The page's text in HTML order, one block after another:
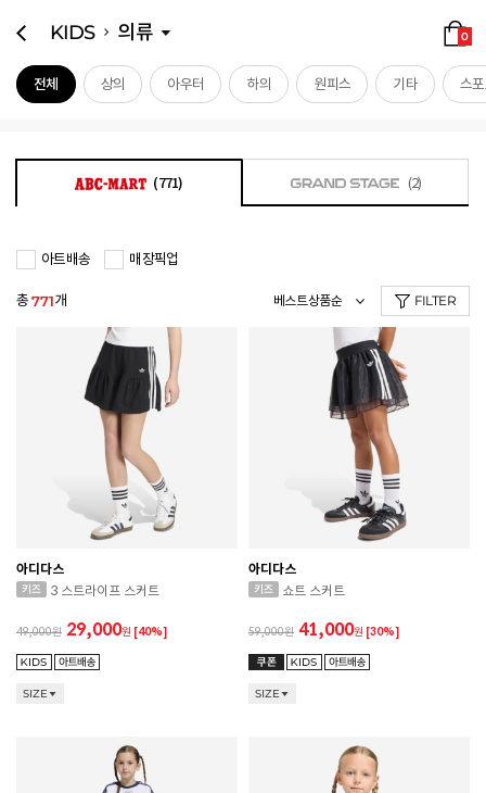
KIDS 의류 0
전체 상의 아우터 하의 원피스 기타 스
(771) (2)
아트배송 매장픽업
총771개 FILTER
아디다스
3 스트라이프 스커트
49,000 29,000원 [40%]
SIZE
아디다스
쇼트 스커트
59,000 41,000원 [30%]
SIZE